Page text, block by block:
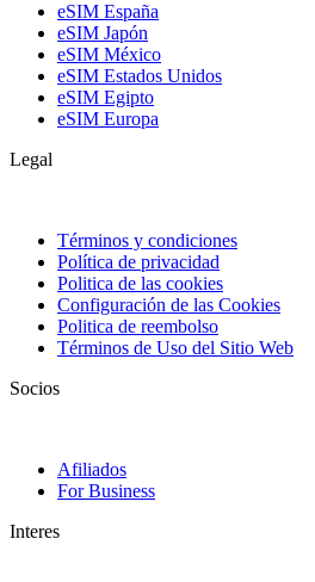
eSIM España
eSIM Japón
eSIM México
eSIM Estados Unidos
eSIM Egipto
eSIM Europa
Legal
Términos y condiciones
Política de privacidad
Politica de las cookies
Configuración de las Cookies
Politica de reembolso
Términos de Uso del Sitio Web
Socios
Afiliados
For Business
Interes